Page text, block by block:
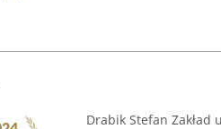
Drabik Stefan Zakład